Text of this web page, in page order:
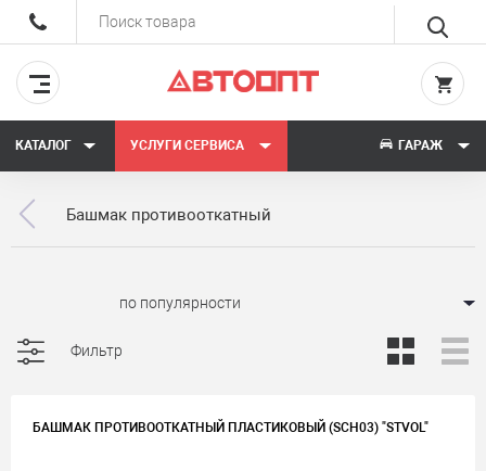
КАТАЛОГ УСЛУГИ СЕРВИСА ГАРАЖ
Башмак противооткатный
Фильтр
БАШМАК ПРОТИВООТКАТНЫЙ ПЛАСТИКОВЫЙ (SCH03) "STVOL"